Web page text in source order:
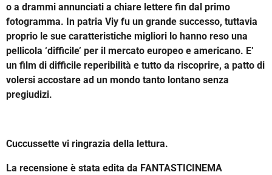
o a drammi annunciati a chiare lettere fin dal primo
fotogramma. In patria Viy fu un grande successo, tuttavia
proprio le sue caratteristiche migliori lo hanno reso una
pellicola ‘difficile’ per il mercato europeo e americano. E’
un film di difficile reperibilità e tutto da riscoprire, a patto di
volersi accostare ad un mondo tanto lontano senza
pregiudizi.
Cuccussette vi ringrazia della lettura.
La recensione è stata edita da FANTASTICINEMA